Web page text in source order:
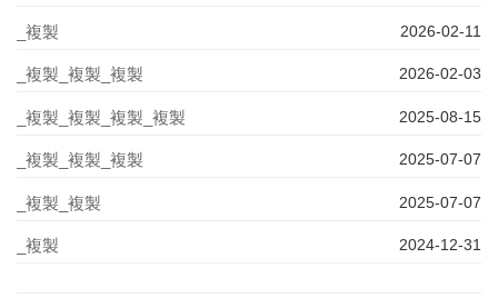
2026-02-11
_複製
2026-02-03
_複製_複製_複製
2025-08-15
_複製_複製_複製_複製
2025-07-07
_複製_複製_複製
2025-07-07
_複製_複製
2024-12-31
_複製